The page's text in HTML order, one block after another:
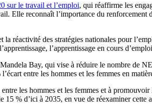
sur le travail et l’emploi, qui réaffirme les
Elle reconnaît l’importance du
réactivité des stratégies nationales pour
l’apprentissage en cours
Bay, qui vise à réduire le nombre de
entre les hommes et les femmes en
les hommes et les femmes et à
15 % d’ici à 2035, en vue de réexaminer